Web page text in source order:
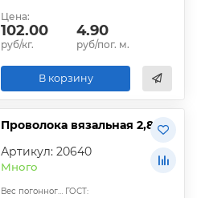
Цена:
102.00
руб/кг.
4.90
руб/пог. м.
В корзину
Проволока вязальная 2,8
Артикул: 20640
Много
Вес погонного метра, кг: ГОСТ: